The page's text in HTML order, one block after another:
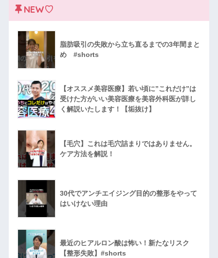
NEW♡
脂肪吸引の失敗から立ち直るまでの3年間まと
め #shorts
【オススメ美容医療】若い頃に”これだけ”は
受けた方がいい美容医療を美容外科医が詳し
く解説いたします！【垢抜け】
【毛穴】これは毛穴詰まりではありません。
ケア方法を解説！
30代でアンチエイジング目的の整形をやって
はいけない理由
最近のヒアルロン酸は怖い！新たなリスク
【整形失敗】#shorts